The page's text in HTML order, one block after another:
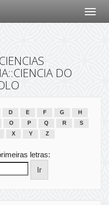
DO
D E F G
H
O P Q R
S
X Y Z
letras: